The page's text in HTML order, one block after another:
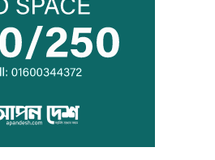
তনু হত্যার আসামি সাবেক সেনাসদস্য
হাফিজুরকে আত্মসমর্পণের নির্দেশ
দুদকের মামলায় ঢাকা ব্যাংকের ৪ কর্মকর্তার
কারাদণ্ড